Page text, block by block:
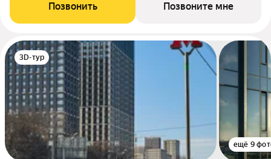
Позвонить Позвоните мне
3D-тур
ещё 9